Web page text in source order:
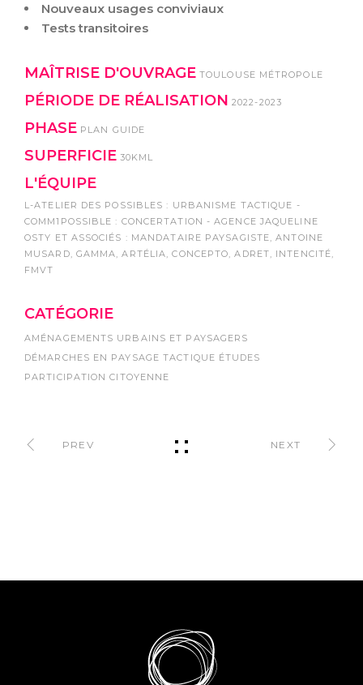
Nouveaux usages conviviaux
Tests transitoires
MAÎTRISE D'OUVRAGE TOULOUSE MÉTROPOLE
PÉRIODE DE RÉALISATION 2022-2023
PHASE PLAN GUIDE
SUPERFICIE 30KML
L'ÉQUIPE
L-ATELIER DES POSSIBLES : URBANISME TACTIQUE -
COMM1POSSIBLE : CONCERTATION - AGENCE JAQUELINE
OSTY ET ASSOCIÉS : MANDATAIRE PAYSAGISTE, ANTOINE
MUSARD, GAMMA, ARTÉLIA, CONCEPTO, ADRET, INTENCITÉ,
FMVT
CATÉGORIE
AMÉNAGEMENTS URBAINS ET PAYSAGERS
DÉMARCHES EN PAYSAGE TACTIQUE ÉTUDES
PARTICIPATION CITOYENNE
PREV NEXT